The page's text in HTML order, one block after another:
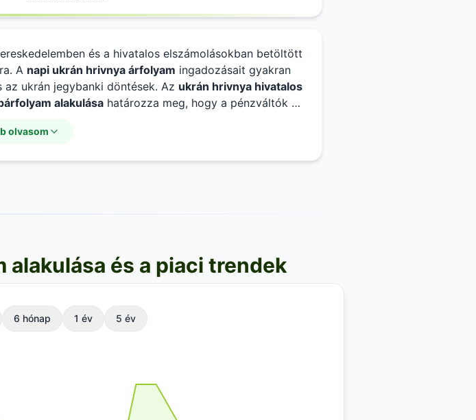
és a hivatalos elszámolásokban betöltött
A napi ukrán hrivnya árfolyam ingadozásait gyakran
ukrán jegybanki döntések. Az ukrán hrivnya hivatalos
alakulása határozza meg, hogy a pénzváltók és
olvasom
és a piaci trendek
6 hónap 1 év 5 év